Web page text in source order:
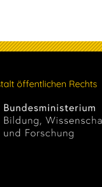
öffentlichen Rechts